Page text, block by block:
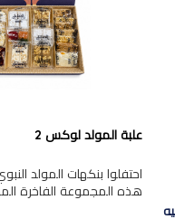
علبة المولد لوكس 2
احتفلوا بنكهات المولد
قطعة، والتي تم اختيارها